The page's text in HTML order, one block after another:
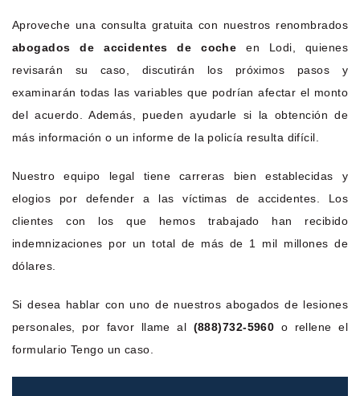
Aproveche una consulta gratuita con nuestros renombrados
abogados de accidentes de coche en Lodi, quienes
revisarán su caso, discutirán los próximos pasos y
examinarán todas las variables que podrían afectar el monto
del acuerdo. Además, pueden ayudarle si la obtención de
más información o un informe de la policía resulta difícil.
Nuestro equipo legal tiene carreras bien establecidas y
elogios por defender a las víctimas de accidentes. Los
clientes con los que hemos trabajado han recibido
indemnizaciones por un total de más de 1 mil millones de
dólares.
Si desea hablar con uno de nuestros abogados de lesiones
personales, por favor llame al (888)732-5960 o rellene el
formulario Tengo un caso.